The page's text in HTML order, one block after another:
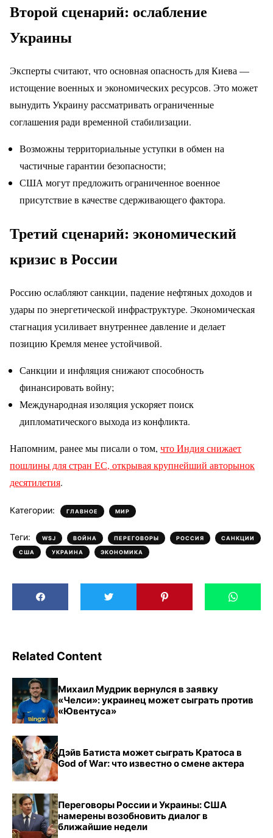
Второй сценарий: ослабление
Украины
Эксперты считают, что основная опасность для Киева —
истощение военных и экономических ресурсов. Это может
вынудить Украину рассматривать ограниченные
соглашения ради временной стабилизации.
Возможны территориальные уступки в обмен на
частичные гарантии безопасности;
США могут предложить ограниченное военное
присутствие в качестве сдерживающего фактора.
Третий сценарий: экономический
кризис в России
Россию ослабляют санкции, падение нефтяных доходов и
удары по энергетической инфраструктуре. Экономическая
стагнация усиливает внутреннее давление и делает
позицию Кремля менее устойчивой.
Санкции и инфляция снижают способность
финансировать войну;
Международная изоляция ускоряет поиск
дипломатического выхода из конфликта.
Напомним, ранее мы писали о том, что Индия снижает
пошлины для стран ЕС, открывая крупнейший авторынок
десятилетия.
Категории: ГЛАВНОЕ , МИР
Теги: WSJ , ВОЙНА , ПЕРЕГОВОРЫ , РОССИЯ , САНКЦИИ ,
США , УКРАИНА , ЭКОНОМИКА
Related Content
Михаил Мудрик вернулся в заявку
«Челси»: украинец может сыграть против
«Ювентуса»
Дэйв Батиста может сыграть Кратоса в
God of War: что известно о смене актера
Переговоры России и Украины: США
намерены возобновить диалог в
ближайшие недели